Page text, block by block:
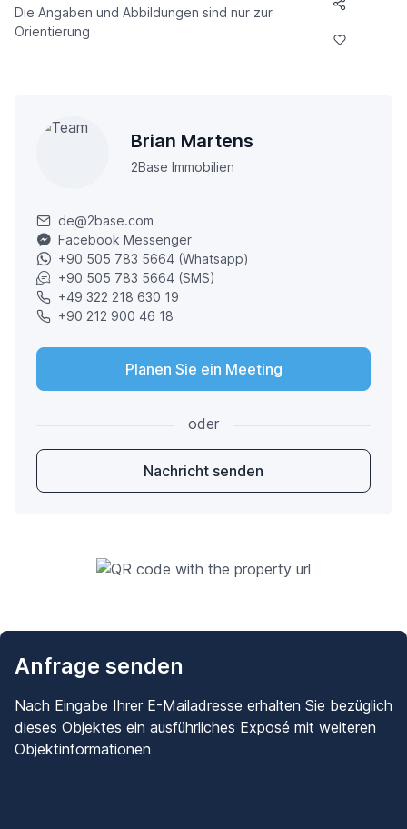
Die Angaben und Abbildungen sind nur zur
Orientierung
Brian Martens
2Base Immobilien
de@2base.com
Facebook Messenger
+90 505 783 5664 (Whatsapp)
+90 505 783 5664 (SMS)
+49 322 218 630 19
+90 212 900 46 18
Planen Sie ein Meeting
oder
Nachricht senden
Anfrage senden
Nach Eingabe Ihrer E-Mailadresse erhalten Sie bezüglich
dieses Objektes ein ausführliches Exposé mit weiteren
Objektinformationen